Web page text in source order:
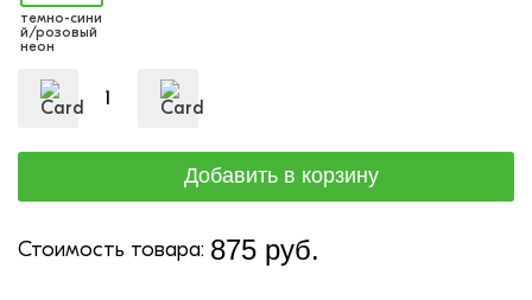
темно-сини
й/розовый
неон
Стоимость товара: 875 руб.